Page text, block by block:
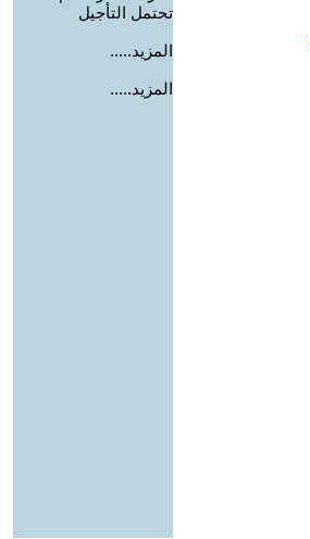
تحتمل التأجيل
المزيد.....
المزيد.....